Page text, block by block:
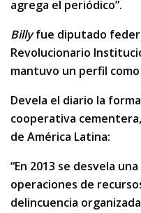
agrega el periódico”.
Billyfue diputado
Revolucionario
mantuvo un perfil
Devela el diario la
cooperativa
de América Latina:
“En 2013 se desvela
operaciones de
delincuencia organizada